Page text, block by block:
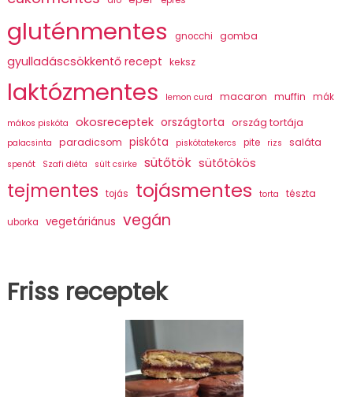
gluténmentes gnocchi gomba
gyulladáscsökkentő recept keksz
laktózmentes lemon curd macaron muffin mák
mákos piskóta okosreceptek országtorta ország tortája
palacsinta paradicsom piskóta piskótatekercs pite rizs saláta
spenót Szafi diéta sült csirke sütőtök sütőtökös
tejmentes tojás tojásmentes torta tészta
uborka vegetáriánus vegán
Friss receptek